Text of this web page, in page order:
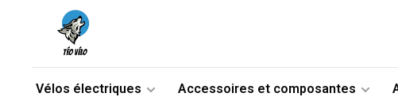
Vélos électriques Accessoires et composantes